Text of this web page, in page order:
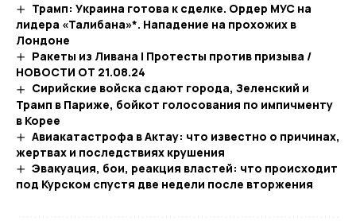
Трамп: Украина готова к сделке. Ордер МУС на
лидера «Талибана»*. Нападение на прохожих в
Лондоне
Ракеты из Ливана | Протесты против призыва /
НОВОСТИ ОТ 21.08.24
Сирийские войска сдают города, Зеленский и
Трамп в Париже, бойкот голосования по импичменту
в Корее
Авиакатастрофа в Актау: что известно о причинах,
жертвах и последствиях крушения
Эвакуация, бои, реакция властей: что происходит
под Курском спустя две недели после вторжения